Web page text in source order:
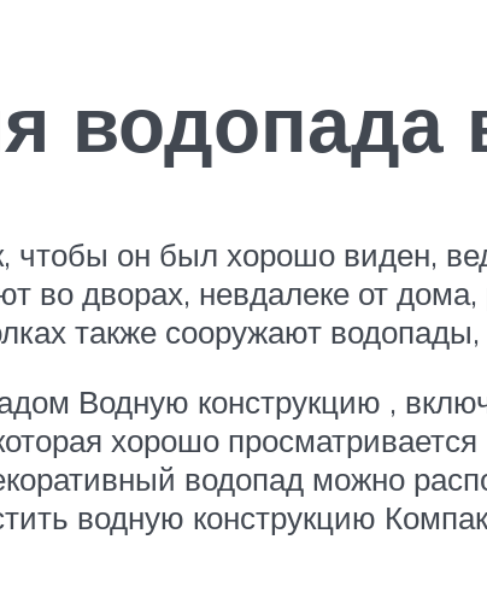
водопада
чтобы он был хорошо виден,
во дворах, невдалеке от
также сооружают
Водную конструкцию ,
хорошо
водопад можно
водную конструкцию